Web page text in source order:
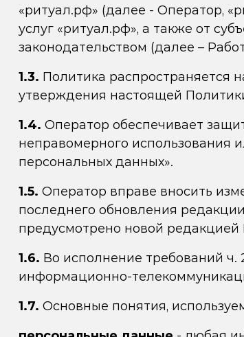
«ритуал.рф» (далее - Оператор,
услуг «ритуал.рф», а также от
законодательством (далее –
1.3. Политика распространяется
утверждения настоящей
1.4. Оператор обеспечивает
неправомерного использования
персональных данных».
1.5. Оператор вправе вносить
последнего обновления
предусмотрено новой редакцией
1.6. Во исполнение требований ч.
информационно-
1.7. Основные понятия,